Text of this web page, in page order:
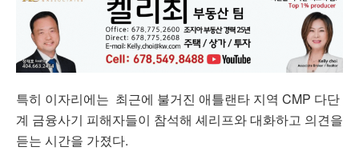
특히 이자리에는 최근에 불거진 애틀랜타 지역 CMP 다단
계 금융사기 피해자들이 참석해 셰리프와 대화하고 의견을
듣는 시간을 가졌다.